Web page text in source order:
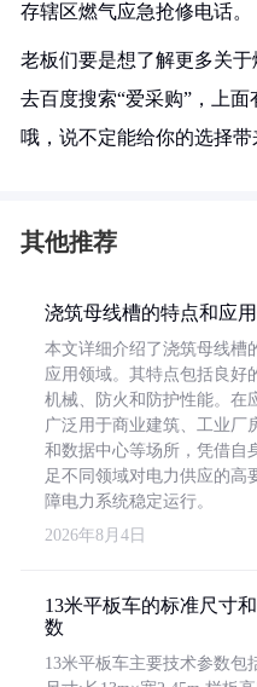
存辖区燃气应急抢修电话。
老板们要是想了解更多关
去百度搜索“爱采购”，上
哦，说不定能给你的选择
其他推荐
浇筑母线槽的特点和应
本文详细介绍了浇筑母线槽
应用领域。其特点包括良好
机械、防火和防护性能。在
广泛用于商业建筑、工业厂
和数据中心等场所，凭借自
足不同领域对电力供应的高
障电力系统稳定运行。
2026年8月4日
13米平板车的标准尺寸
数
13米平板车主要技术参数包